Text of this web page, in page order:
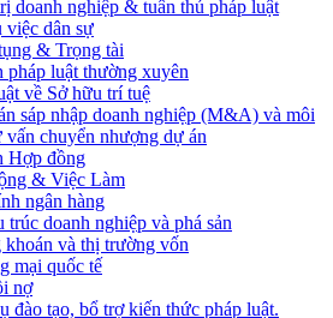
doanh nghiệp & tuân thủ pháp luật
việc dân sự
& Trọng tài
pháp luật thường xuyên
về Sở hữu trí tuệ
sáp nhập doanh nghiệp (M&A) và môi
vấn chuyển nhượng dự án
Hợp đồng
& Việc Làm
ngân hàng
trúc doanh nghiệp và phá sản
khoán và thị trường vốn
mại quốc tế
nợ
đào tạo, bổ trợ kiến thức pháp luật.